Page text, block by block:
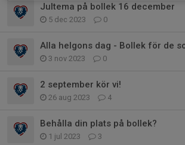
Jultema på bollek 16 december
5 dec 2023 0
Alla helgons dag - Bollek för de
3 nov 2023 0
2 september kör vi!
26 aug 2023 4
Behålla din plats på bollek?
1 jul 2023 3